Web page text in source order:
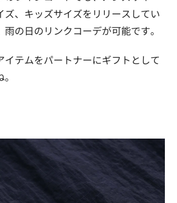
ズ、キッズサイズをリリースしてい
の日のリンクコーデが可能です。
イテムをパートナーにギフトとして